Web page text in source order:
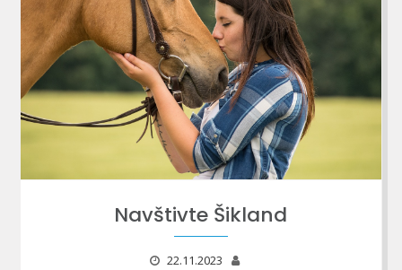
Navštivte Šikland
22.11.2023